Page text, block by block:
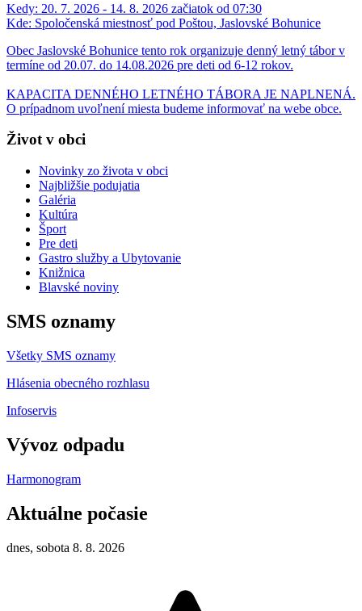
Kedy: 20. 7. 2026 - 14. 8. 2026 začiatok od 07:30
Kde: Spoločenská miestnosť pod Poštou, Jaslovské Bohunice
Obec Jaslovské Bohunice tento rok organizuje denný letný tábor v
termíne od 20.07. do 14.08.2026 pre deti od 6-12 rokov.
KAPACITA DENNÉHO LETNÉHO TÁBORA JE NAPLNENÁ.
O prípadnom uvoľnení miesta budeme informovať na webe obce.
Život v obci
Novinky zo života v obci
Najbližšie podujatia
Galéria
Kultúra
Šport
Pre deti
Gastro služby a Ubytovanie
Knižnica
Blavské noviny
SMS oznamy
Všetky SMS oznamy
Hlásenia obecného rozhlasu
Infoservis
Vývoz odpadu
Harmonogram
Aktuálne počasie
dnes, sobota 8. 8. 2026